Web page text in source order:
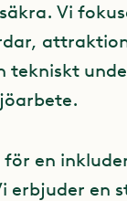
Vi
tekniskt
för en
erbjuder en